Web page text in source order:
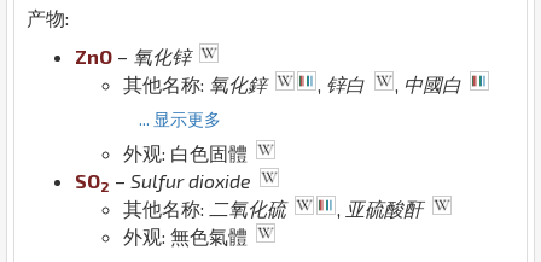
产物:
ZnO – 氧化锌
其他名称: 氧化鋅 , 锌白 , 中國白
... 显示更多
外观: 白色固體
SO2 – Sulfur dioxide
其他名称: 二氧化硫 , 亚硫酸酐
外观: 無色氣體